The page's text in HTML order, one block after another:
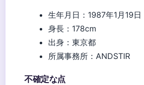
生年月日：1987年1月19日
身長：178cm
出身：東京都
所属事務所：ANDSTIR
不確定な点